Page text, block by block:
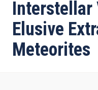
de
ayuda
a
Interstellar
Elusive
Meteorites